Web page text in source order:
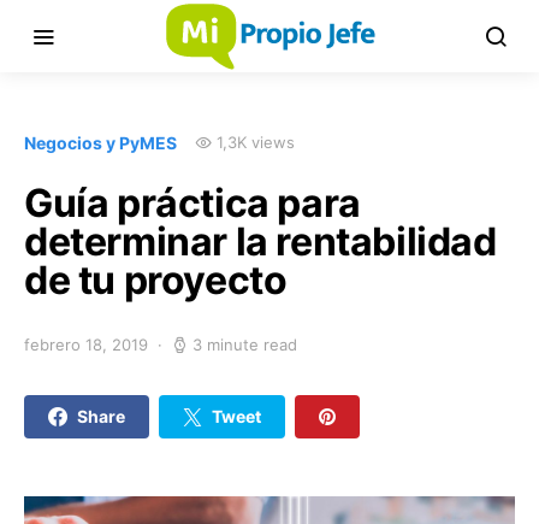
Negocios y PyMES 1,3K views
Guía práctica para
determinar la rentabilidad
de tu proyecto
febrero 18, 2019 3 minute read
Share Tweet